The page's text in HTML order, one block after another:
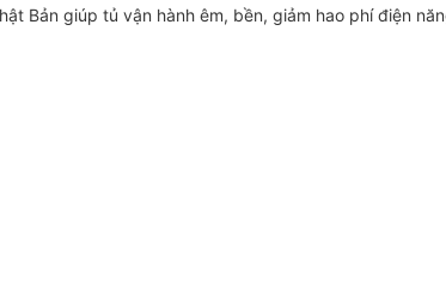
Bản giúp tủ vận hành êm, bền, giảm hao phí điện